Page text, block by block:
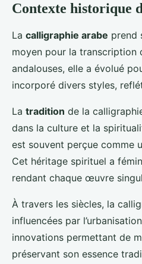
:
au
Contexte historique
La calligraphie arabe prend
moyen pour la transcription
andalouses, elle a évolué
incorporé divers styles,
La tradition de la
dans la culture et la
est souvent perçue comme
Cet héritage spirituel a
rendant chaque œuvre
À travers les siècles, la
influencées par
innovations permettant de
préservant son essence